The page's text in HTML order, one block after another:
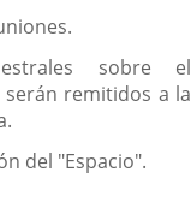
sobre el
serán remitidos a la
del "Espacio".